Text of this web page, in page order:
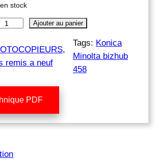
p
r
i
x
n
i
r
i
x
stock
Ajouter au panier
remis a neuf
Tags: Konica
Minolta bizhub
458
PDF